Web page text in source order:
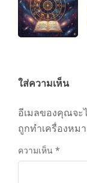
ใส่ความเห็น
อีเมลของคุณจะ
ถูกทำเครื่องหม
ความเห็น *